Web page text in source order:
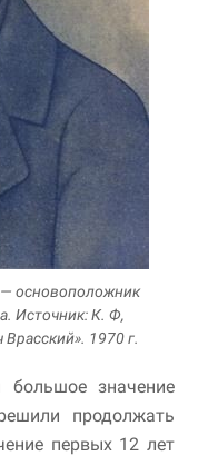
основоположник
Источник: К. Ф,
1970 г.
большое значение
продолжать
первых 12 лет